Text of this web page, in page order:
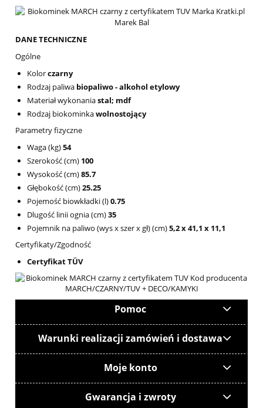
DANE TECHNICZNE
Ogólne
Kolorczarny
Rodzaj paliwa biopaliwo - alkohol etylowy
Materiał wykonaniastal; mdf
Rodzaj biokominkawolnostojący
Parametry fizyczne
Waga (kg)54
Szerokość (cm) 100
Wysokość (cm)85.7
Głębokość (cm)25.25
Pojemość biowkładki (l)0.75
Dlugość linii ognia (cm)35
Pojemnik na paliwo (wys x szer x gł) (cm)5,2 x 41,1 x 11,1
Certyfikaty/Zgodność
Certyfikat TÜV
Pomoc
Warunki realizacji zamówień i dostawa
Moje konto
Gwarancja i zwroty